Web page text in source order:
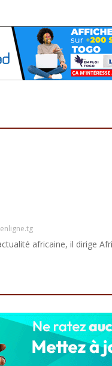
africaine, il dirige